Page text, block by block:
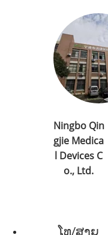
Ningbo Qin
gjie Medica
l Devices C
o., Ltd.
ໂທ/ສາຍ